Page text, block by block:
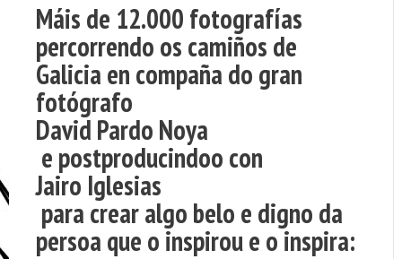
Máis de 12.000 fotografías
percorrendo os camiños de
Galicia en compaña do gran
fotógrafo
David Pardo Noya
e postproducindoo con
Jairo Iglesias
para crear algo belo e digno da
persoa que o inspirou e o inspira: